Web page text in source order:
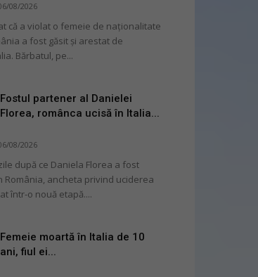
08/2026
că a violat o femeie de naționalitate
a fost găsit și arestat de
Bărbatul, pe...
Fostul partener al Danielei
Florea, românca ucisă în Italia...
08/2026
după ce Daniela Florea a fost
România, ancheta privind uciderea
într-o nouă etapă....
Femeie moartă în Italia de 10
ani, fiul ei...